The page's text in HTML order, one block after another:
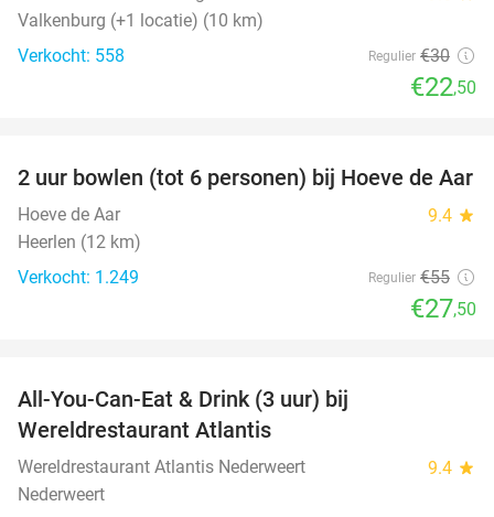
Valkenburg (+1 locatie) (10 km)
Verkocht: 558
Regulier €30
€22,50
50%
2 uur bowlen (tot 6 personen) bij Hoeve de Aar
Hoeve de Aar 9.4 star
Heerlen (12 km)
Verkocht: 1.249
Regulier €55
€27,50
All-You-Can-Eat & Drink (3 uur) bij
Wereldrestaurant Atlantis
Wereldrestaurant Atlantis Nederweert 9.4 star
Nederweert